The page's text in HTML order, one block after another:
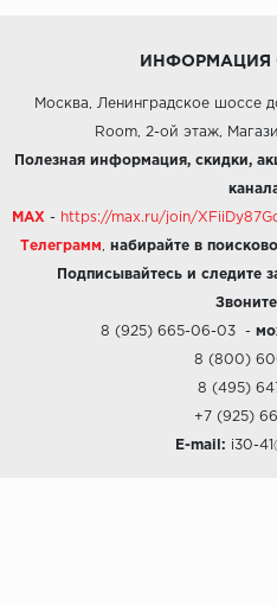
ИНФОРМАЦИЯ
Москва, Ленинградское шоссе
Room, 2-ой этаж,
Полезная информация, скидки,
MAX - https://max.ru/join/
Телеграмм набирайте в
Подписывайтесь и следите
8 (925) 665-06-03-
8 (800)
8 (495)
+7 (925)
E-mail: i30-